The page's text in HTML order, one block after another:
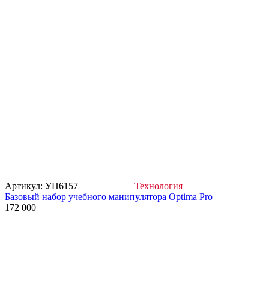
Артикул: УП6157
Технология
Базовый набор учебного манипулятора Optima Pro
172 000